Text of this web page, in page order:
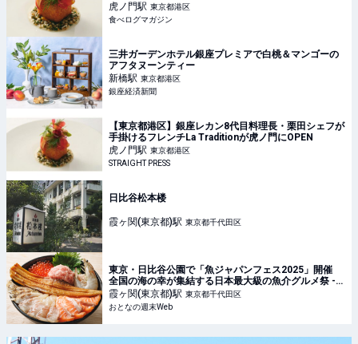
グマガジン
虎ノ門駅 東京都港区
食べログマガジン
三井ガーデンホテル銀座プレミアで白桃＆マンゴーの
アフタヌーンティー
新橋駅 東京都港区
銀座経済新聞
【東京都港区】銀座レカン8代目料理長・栗田シェフが
手掛けるフレンチLa Traditionが虎ノ門にOPEN
虎ノ門駅 東京都港区
STRAIGHT PRESS
日比谷松本楼
霞ヶ関(東京都)駅 東京都千代田区
東京・日比谷公園で「魚ジャパンフェス2025」開催
全国の海の幸が集結する日本最大級の魚介グルメ祭 -
おとなの週末Web
霞ヶ関(東京都)駅 東京都千代田区
おとなの週末Web